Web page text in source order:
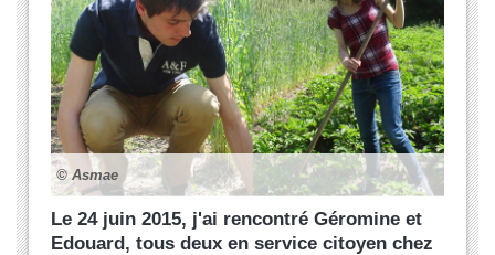
© Asmae
Le 24 juin 2015, j'ai rencontré Géromine et
Edouard, tous deux en service citoyen chez